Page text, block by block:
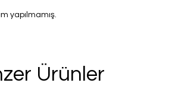
yapılmamış.
Ürünler